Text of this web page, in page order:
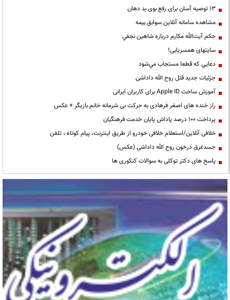
13 توصیه آسان برای رفع بوی بد دهان
مشاهده سامانه آنلاين سوابق بیمه
حكم آيت‌الله مكارم درباره شاهين نجفي
سایتهای همسریابی!
دعايي كه قطعا مستجاب مي‌شود
جزئیات جدید قتل روح الله داداشی
آموزش ساخت Apple ID برای کاربران ایرانی
راز خنده های اصغر فرهادی به حرکت بی شرمانه خانم بازیگر + عکس
پرداخت ۱۰۰ درصد پاداش پایان خدمت فرهنگیان
خلافی آنلاین/استعلام خلافی خودرو از طریق اینترنت، پیام کوتاه ، تلفن
جسدغرق درخون روح الله داداشی (عکس)
پاسخ های دکتر توکلی به سوالات کنکوری ها